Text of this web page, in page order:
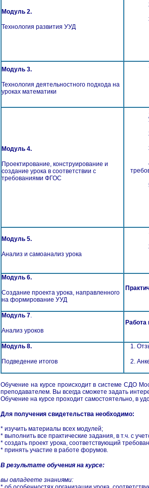
Модуль 2.
Технология развития УУД
Модуль 3.
Технология деятельностного подхода на
уроках математики
Модуль 4.
Проектирование, конструирование и
создание урока в соответствии с
требованиями ФГОС
4.
5.
Модуль 5.
Анализ и самоанализ урока
Модуль 6.
Создание проекта урока, направленного
на формирование УУД
Модуль 7.
Анализ уроков
Модуль 8.
Подведение итогов
1.​
2.​
Обучение на курсе происходит в системе СДО
преподавателем. Вы всегда сможете задать
Обучение на курсе проходит самостоятельно, в
Для получения свидетельства необходимо:
*​ изучить материалы всех модулей;
*​ выполнить все практические задания, в т.ч. с
*​ создать проект урока, соответствующий
*​ принять участие в работе форумов.
В результате обучения на курсе:
вы овладеете знаниями: